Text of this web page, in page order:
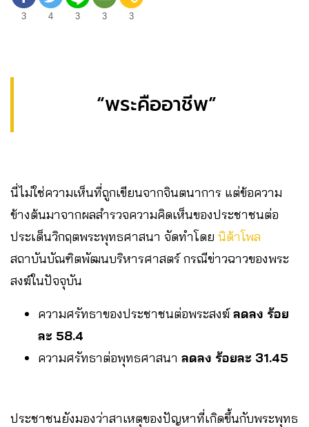
3 4 3 3 3
“พระคืออาชีพ”
นี่ไม่ใช่ความเห็นที่ถูกเขียนจากจินตนาการ แต่ข้อความ
ข้างต้นมาจากผลสำรวจความคิดเห็นของประชาชนต่อ
ประเด็นวิกฤตพระพุทธศาสนา จัดทำโดย นิด้าโพล
สถาบันบัณฑิตพัฒนบริหารศาสตร์ กรณีข่าวฉาวของพระ
สงฆ์ในปัจจุบัน
ความศรัทธาของประชาชนต่อพระสงฆ์ลดลง ร้อย
ละ 58.4
ความศรัทธาต่อพุทธศาสนา ลดลง ร้อยละ 31.45
ประชาชนยังมองว่าสาเหตุของปัญหาที่เกิดขึ้นกับพระพุทธ